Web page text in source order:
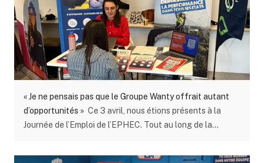
déjà en place. À l’intérieur, chacun s’active : soigneurs,
mécaniciens, staff sportif… tout le monde sait
exactement ce qu’il a à faire. L’ambiance est concentrée,
presque électrique. En tant que stagiaire, je me sens
immédiatement plongé dans une organisation
parfaitement rodée. Après une rapide présentation au
directeur sportif, je reçois mes accréditations. Un petit
badge… mais un sésame précieux qui me donne accès
aux zones habituellement invisibles pour le public. À ce
« Je ne pensais pas que le Groupe Wanty offrait autant
d’opportunités » Ce 3 avril, nous étions présents à la
Journée de l’Emploi de l’EPHEC. Tout au long de la